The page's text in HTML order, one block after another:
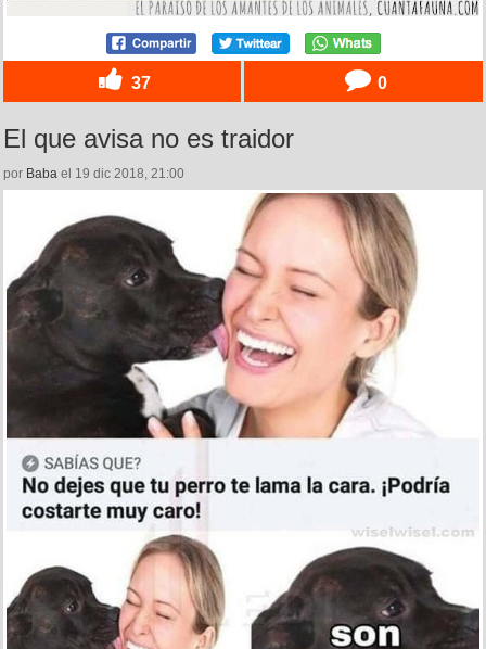
37 0
El que avisa no es traidor
por Baba el 19 dic 2018, 21:00